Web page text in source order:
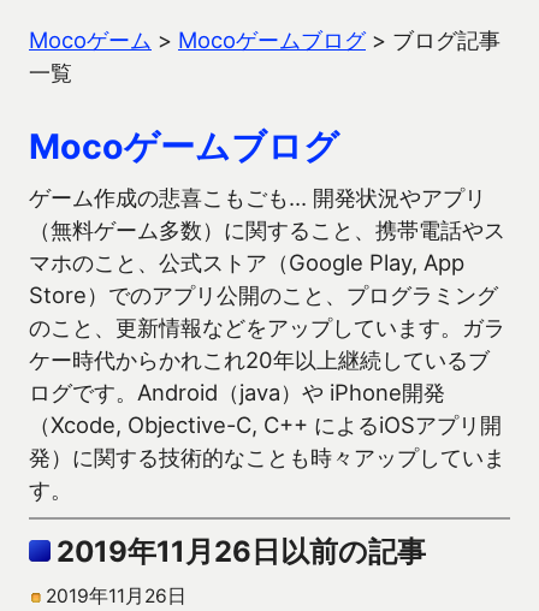
Mocoゲーム > Mocoゲームブログ> ブログ記事
一覧
Mocoゲームブログ
ゲーム作成の悲喜こもごも… 開発状況やアプリ
（無料ゲーム多数）に関すること、携帯電話やス
マホのこと、公式ストア（Google Play, App
Store）でのアプリ公開のこと、プログラミング
のこと、更新情報などをアップしています。ガラ
ケー時代からかれこれ20年以上継続しているブ
ログです。Android（java）や iPhone開発
（Xcode, Objective-C, C++ によるiOSアプリ開
発）に関する技術的なことも時々アップしていま
す。
2019年11月26日以前の記事
2019年11月26日